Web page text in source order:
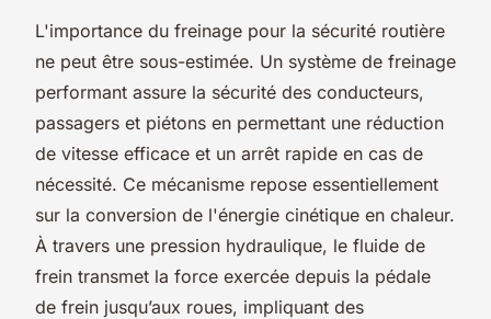
L'importance du freinage pour la sécurité routière
ne peut être sous-estimée. Un système de freinage
performant assure la sécurité des conducteurs,
passagers et piétons en permettant une réduction
de vitesse efficace et un arrêt rapide en cas de
nécessité. Ce mécanisme repose essentiellement
sur la conversion de l'énergie cinétique en chaleur.
À travers une pression hydraulique, le fluide de
frein transmet la force exercée depuis la pédale
de frein jusqu’aux roues, impliquant des